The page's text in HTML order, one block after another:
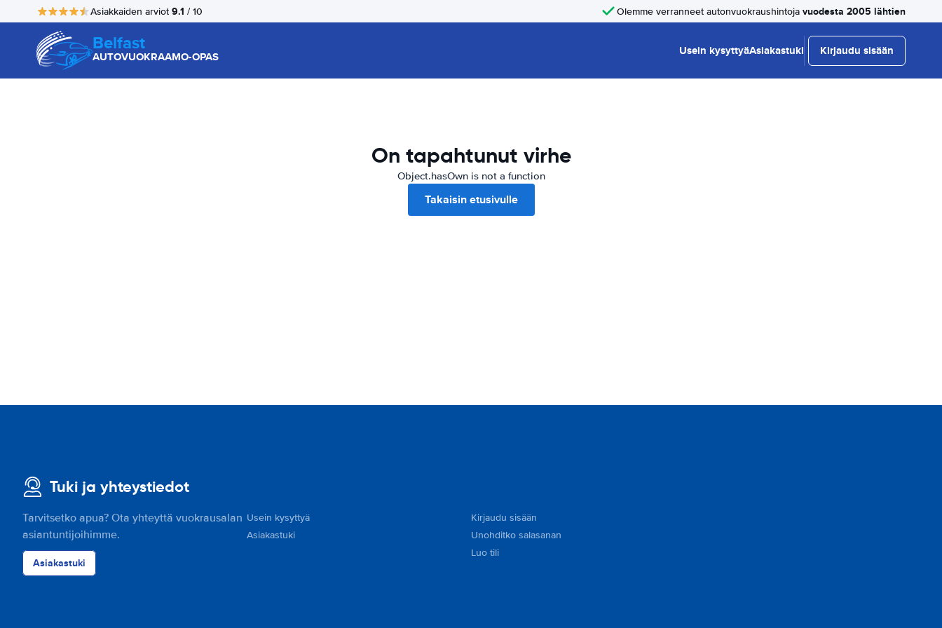
Asiakkaiden arviot 9.1 / 10 Olemme verranneet autonvuokraushintoja vuodesta 2005 lähtien
Belfast
AUTOVUOKRAAMO-OPAS Usein kysyttyäAsiakastuki Kirjaudu sisään
On tapahtunut virhe
Object.hasOwn is not a function
Takaisin etusivulle
Tuki ja yhteystiedot
Tarvitsetko apua? Ota yhteyttä vuokrausalan
asiantuntijoihimme.
Asiakastuki
Usein kysyttyä
Asiakastuki
Kirjaudu sisään
Unohditko salasanan
Luo tili